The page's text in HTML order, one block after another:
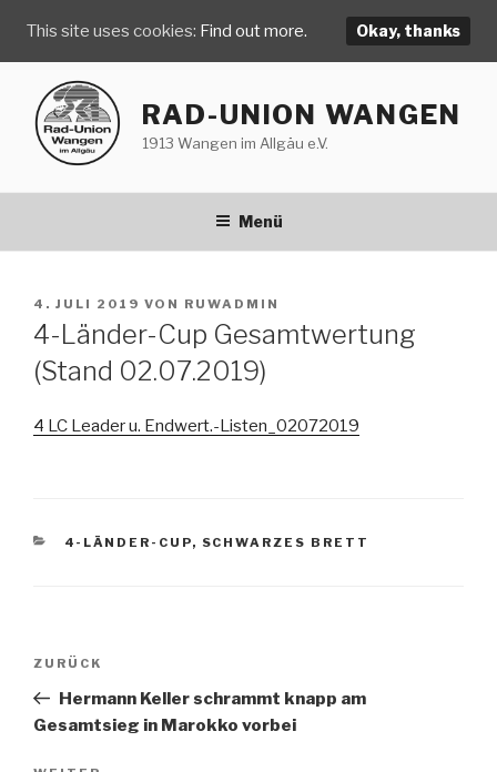
Inhalt
springen
RAD-UNION WANGEN
1913 Wangen im Allgäu e.V.
Menü
VERÖFFENTLICHT
AM
4. JULI 2019 VON RUWADMIN
4-Länder-Cup Gesamtwertung
(Stand 02.07.2019)
4 LC Leader u. Endwert.-Listen_02072019
KATEGORIEN
4-LÄNDER-CUP, SCHWARZES BRETT
Beitragsnavigation
Vorheriger
Beitrag
ZURÜCK
Hermann Keller schrammt knapp am
Gesamtsieg in Marokko vorbei
This site uses cookies: Find out more. Okay, thanks